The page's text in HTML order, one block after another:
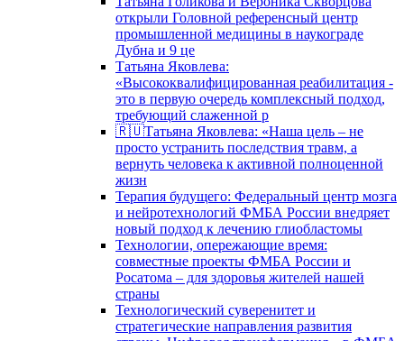
открыли Головной референсный центр
промышленной медицины в наукограде
Дубна и 9 це
Татьяна Яковлева:
«Высококвалифицированная реабилитация -
это в первую очередь комплексный подход,
требующий слаженной р
🇷🇺Татьяна Яковлева: «Наша цель – не
просто устранить последствия травм, а
вернуть человека к активной полноценной
жизн
Терапия будущего: Федеральный центр мозга
и нейротехнологий ФМБА России внедряет
новый подход к лечению глиобластомы
Технологии, опережающие время:
совместные проекты ФМБА России и
Росатома – для здоровья жителей нашей
страны
Технологический суверенитет и
стратегические направления развития